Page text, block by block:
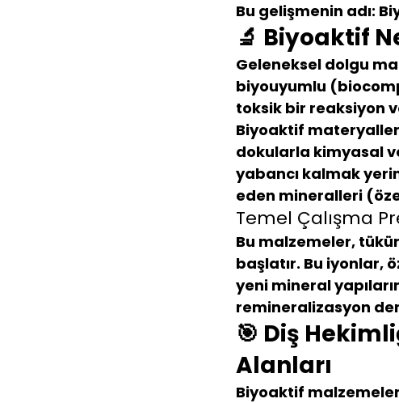
Bu gelişmenin adı:
🔬 Biyoaktif
Geleneksel dolgu
biyouyumlu
toksik bir reaksiyon
Biyoaktif materyaller
dokularla kimyasal
yabancı kalmak
eden mineralleri
Temel Çalışma
Bu malzemeler,
başlatır. Bu iyonlar,
yeni mineral
remineralizasyon
🎯 Diş
Alanları
Biyoaktif